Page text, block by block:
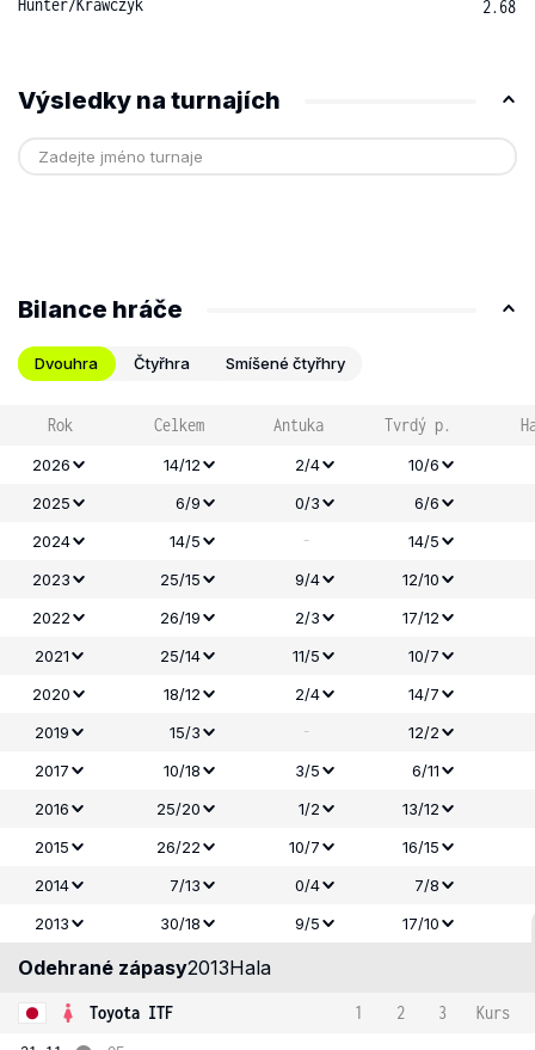
2.68
Výsledky na turnajích
Bilance hráče
Dvouhra Čtyřhra Smíšené čtyřhry
Rok Celkem Antuka Tvrdý p.
2026 14/12 2/4
10/6
2025
6/9 0/3
6/6
2024
14/5 -
14/5
2023
25/15 9/4
12/10
2022
26/19 2/3
17/12
2021
25/14 11/5
10/7
2020
18/12 2/4
14/7
2019
15/3 -
12/2
2017
10/18 3/5
6/11
2016
25/20 1/2
13/12
2015
26/22 10/7
16/15
2014
7/13 0/4
7/8
2013
30/18 9/5 17/10
Odehrané zápasy2013Hala
Toyota ITF 1 2 3
Kurs